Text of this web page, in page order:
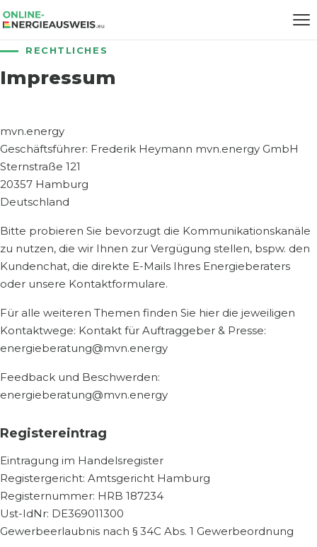
RECHTLICHES
Impressum
mvn.energy
Geschäftsführer: Frederik Heymann mvn.energy GmbH
Sternstraße 121
20357 Hamburg
Deutschland
Bitte probieren Sie bevorzugt die Kommunikationskanäle
zu nutzen, die wir Ihnen zur Vergügung stellen, bspw. den
Kundenchat, die direkte E-Mails Ihres Energieberaters
oder unsere Kontaktformulare.
Für alle weiteren Themen finden Sie hier die jeweiligen
Kontaktwege: Kontakt für Auftraggeber & Presse:
energieberatung@mvn.energy
Feedback und Beschwerden:
energieberatung@mvn.energy
Registereintrag
Eintragung im Handelsregister
Registergericht: Amtsgericht Hamburg
Registernummer: HRB 187234
Ust-IdNr: DE369011300
Gewerbeerlaubnis nach § 34C Abs. 1 Gewerbeordnung